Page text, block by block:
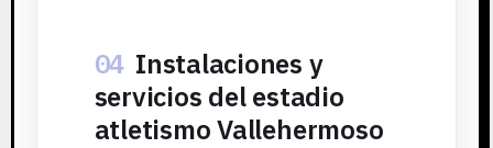
04 Instalaciones y
servicios del estadio
atletismo Vallehermoso